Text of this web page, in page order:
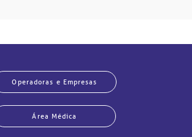
Operadoras e Empresas
Área Médica